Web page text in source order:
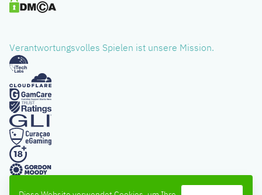
Verantwortungsvolles Spielen ist unsere Mission.